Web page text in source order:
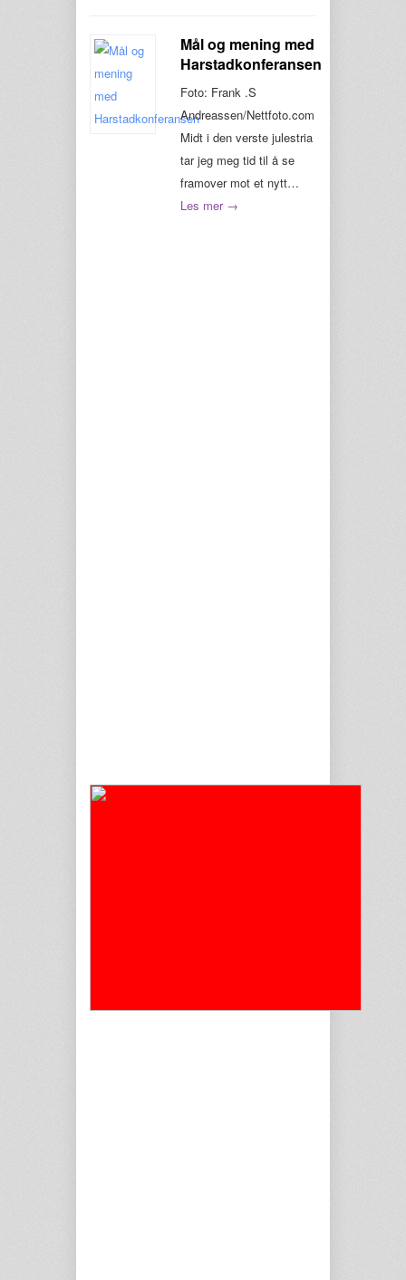
Mål og mening med
Harstadkonferansen
Foto: Frank .S
Andreassen/Nettfoto.com
Midt i den verste julestria
tar jeg meg tid til å se
framover mot et nytt…
Les mer →